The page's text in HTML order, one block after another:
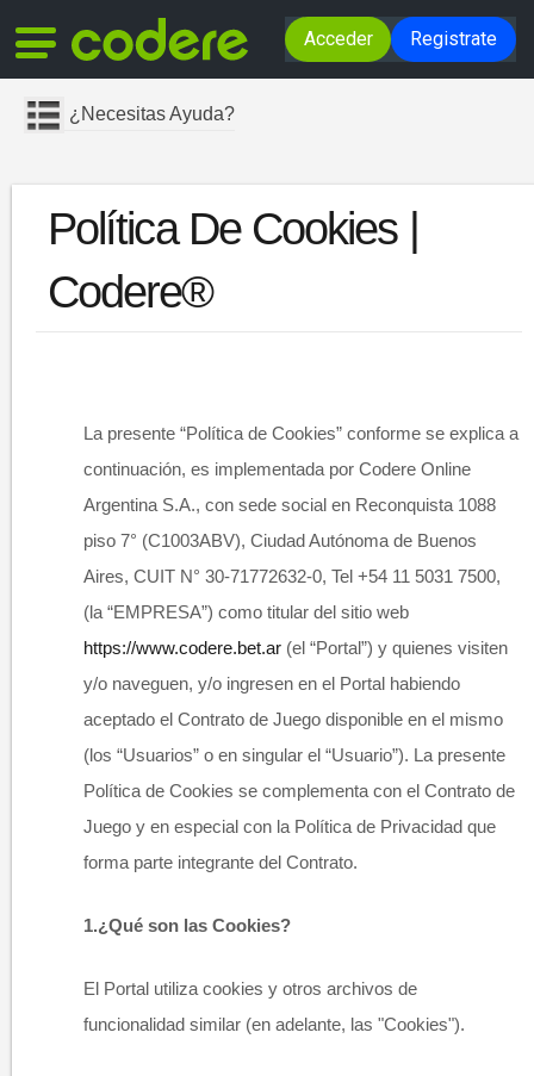
Acceder Registrate
¿Necesitas Ayuda?
Política De Cookies |
Codere®
La presente “Política de Cookies” conforme se explica a
continu​ación, es implementada por Codere Online
Argentina S.A., con sede social en Reconquista 1088
piso 7° (C1003ABV), Ciudad Autónoma de Buenos
Aires, CUIT N° 30-71772632-0, Tel +54 11 5031 7500,
(la “EMPRESA”) como titular del sitio web
https://www.codere.bet.ar (el “Portal”) y quienes visiten
y/o naveguen, y/o ingresen en el Portal habiendo
aceptado el Contrato de Juego disponible en el mismo
(los “Usuarios” o en singular el “Usuario”). La presente
Política de Cookies se complementa con el Contrato de
Juego y en especial con la Política de Privacidad que
forma parte integrante del Contrato.
1.¿Qué son las Cookies?​
El Portal utiliza cookies y otros archivos de
funcionalidad similar (en adelante, las "Cookies").